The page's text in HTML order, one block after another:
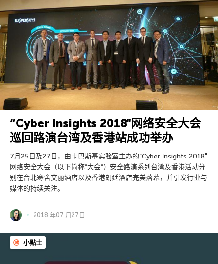
“Cyber Insights 2018″网络安全大会
巡回路演台湾及香港站成功举办
7月25日及27日，由卡巴斯基实验室主办的”Cyber Insights 2018″
网络安全大会（以下简称”大会”）安全路演系列台湾及香港活动分
别在台北寒舍艾丽酒店以及香港朗廷酒店完美落幕，并引发行业与
媒体的持续关注。
2018 年07 月27日
小贴士